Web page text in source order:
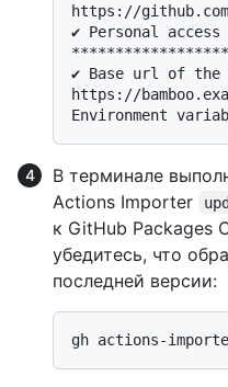
https://github.com
✔ Personal access
✔ Base url of the
https://
В терминале
Actions Importer
к GitHub Packages
убедитесь, что
последней версии: